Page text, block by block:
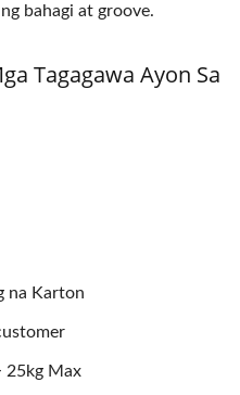
bahagi at groove.
Tagagawa Ayon Sa
na Karton
25kg Max